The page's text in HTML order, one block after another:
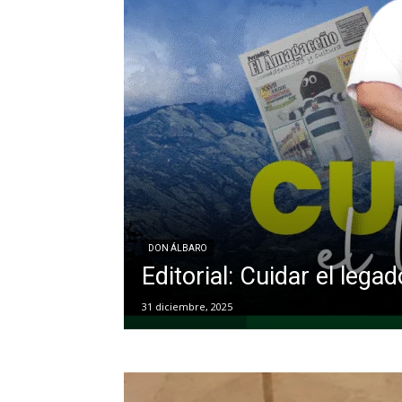
DON ÁLBARO
Editorial: Cuidar el
31 diciembre, 2025